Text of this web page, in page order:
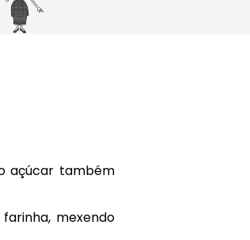
açúcar também
mexendo